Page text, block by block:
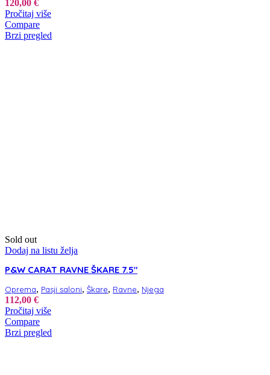
120,00 €
Pročitaj više
Compare
Brzi pregled
Sold out
Dodaj na listu želja
P&W CARAT RAVNE ŠKARE 7.5″
Oprema, Pasji saloni, Škare, Ravne, Njega
112,00 €
Pročitaj više
Compare
Brzi pregled